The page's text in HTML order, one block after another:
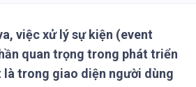
việc xử lý sự kiện (event
quan trọng trong phát triển
là trong giao diện người dùng